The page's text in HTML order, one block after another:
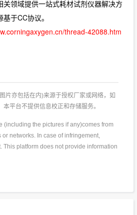
领域提供一站式耗材试剂仪器解决方
于CC协议。
thread-42088.htm
片亦包括在内)来源于授权厂家或网络，如
平台不提供信息校正和存储服务。
(including the pictures if any)comes from
networks. In case of infringement,
This platform does not provide information